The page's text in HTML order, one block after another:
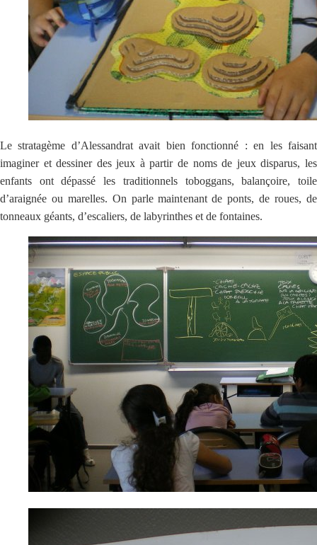
Le stratagème d’Alessandrat avait bien fonctionné : en les faisant
imaginer et dessiner des jeux à partir de noms de jeux disparus, les
enfants ont dépassé les traditionnels toboggans, balançoire, toile
d’araignée ou marelles. On parle maintenant de ponts, de roues, de
tonneaux géants, d’escaliers, de labyrinthes et de fontaines.